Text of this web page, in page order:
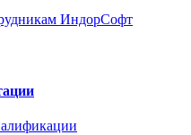
ИндорСофт